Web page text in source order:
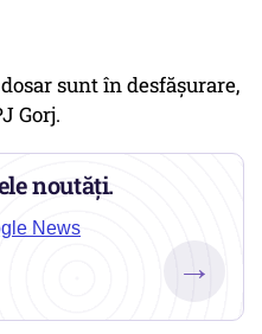
sunt în desfăşurare,
Gorj.
noutăți.
News
→